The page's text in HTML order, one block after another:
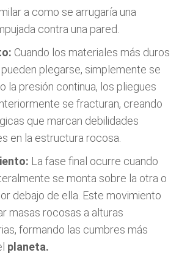
a como se arrugaría una
contra una pared.
Cuando los materiales más duros
plegarse, simplemente se
la presión continua, los pliegues
se fracturan, creando
que marcan debilidades
en la estructura rocosa.
La fase final ocurre cuando
se monta sobre la otra o
debajo de ella. Este movimiento
masas rocosas a alturas
formando las cumbres más
planeta.